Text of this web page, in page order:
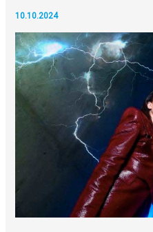
10.10.2024